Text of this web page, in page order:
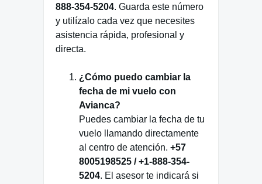
888-354-5204. Guarda este número
y utilízalo cada vez que necesites
asistencia rápida, profesional y
directa.
¿Cómo puedo cambiar la
fecha de mi vuelo con
Avianca?
Puedes cambiar la fecha de tu
vuelo llamando directamente
al centro de atención. +57
8005198525 / +1-888-354-
5204. El asesor te indicará si